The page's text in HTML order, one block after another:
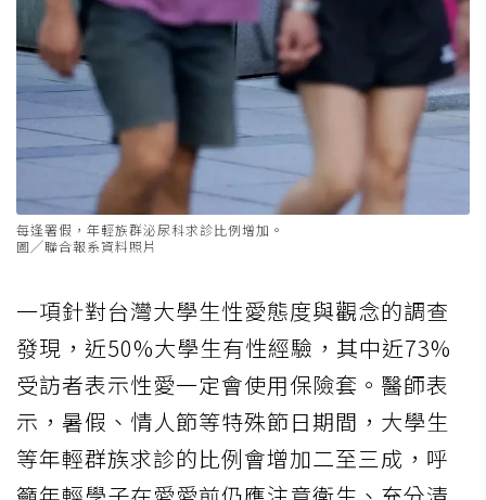
每逢署假，年輕族群泌尿科求診比例增加。
圖╱聯合報系資料照片
一項針對台灣大學生性愛態度與觀念的調查
發現，近50%大學生有性經驗，其中近73%
受訪者表示性愛一定會使用保險套。醫師表
示，暑假、情人節等特殊節日期間，大學生
等年輕群族求診的比例會增加二至三成，呼